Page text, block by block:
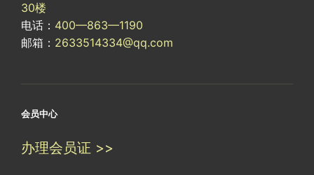
30楼
电话： 400—863—1190
邮箱： 2633514334@qq.com
会员中心
办理会员证 >>